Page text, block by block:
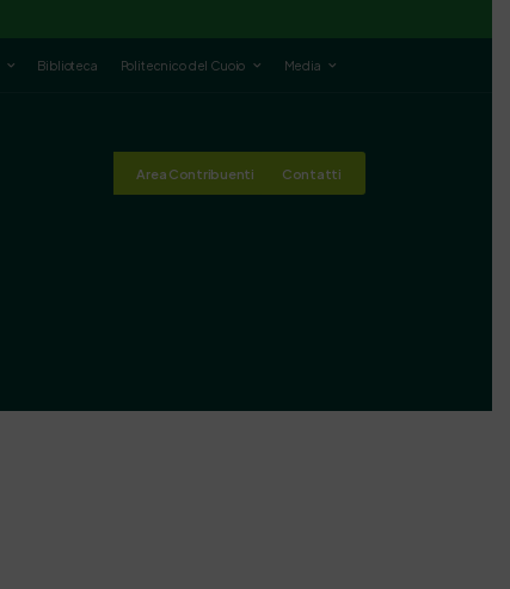
Biblioteca Politecnico del Cuoio Media
Area Contribuenti Contatti